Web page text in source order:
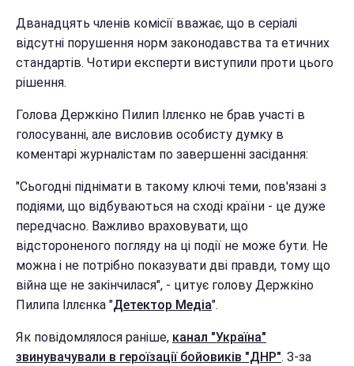
Дванадцять членів комісії вважає, що в серіалі
відсутні порушення норм законодавства та етичних
стандартів. Чотири експерти виступили проти цього
рішення.
Голова Держкіно Пилип Іллєнко не брав участі в
голосуванні, але висловив особисту думку в
коментарі журналістам по завершенні засідання:
"Сьогодні піднімати в такому ключі теми, пов'язані з
подіями, що відбуваються на сході країни - це дуже
передчасно. Важливо враховувати, що
відстороненого погляду на ці події не може бути. Не
можна і не потрібно показувати дві правди, тому що
війна ще не закінчилася", - цитує голову Держкіно
Пилипа Іллєнка "Детектор Медіа".
Як повідомлялося раніше, канал "Україна"
звинувачували в героїзації бойовиків "ДНР". З-за